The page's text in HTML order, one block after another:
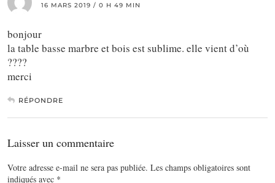
16 MARS 2019 / 0 H 49 MIN
bonjour
la table basse marbre et bois est sublime. elle vient d’où
????
merci
RÉPONDRE
Laisser un commentaire
Votre adresse e-mail ne sera pas publiée. Les champs obligatoires sont
indiqués avec *